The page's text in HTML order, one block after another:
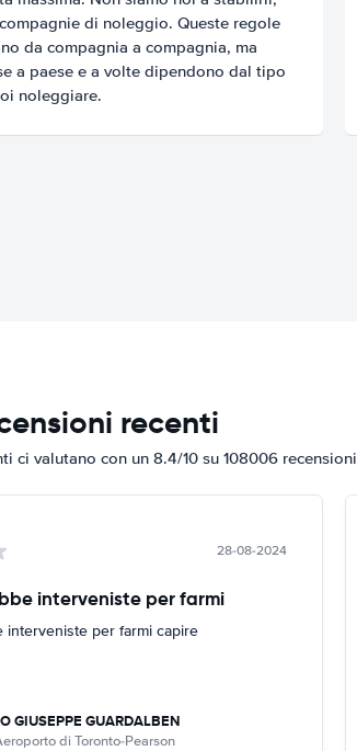
di noleggio. Queste regole
da compagnia a compagnia, ma
a paese e a volte dipendono dal tipo
noleggiare.
recenti
ci valutano con un 8.4/10 su 108006 recensioni
28-08-2024
interveniste per farmi
interveniste per farmi capire
GIUSEPPE GUARDALBEN
di Toronto-Pearson